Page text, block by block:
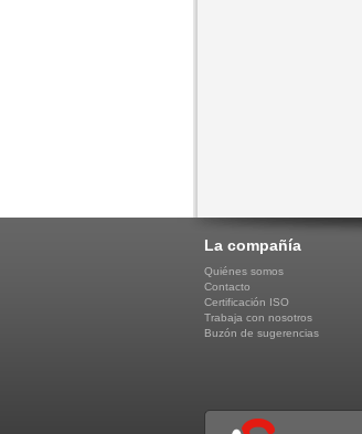
La compañía
Quiénes somos
Contacto
Certificación ISO
Trabaja con nosotros
Buzón de sugerencias